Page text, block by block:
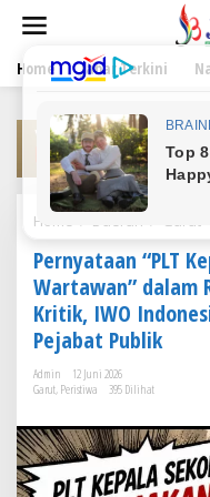
t
Home Jabar Terkini
Home Daerah Garut
e
r
n
y
a
P
L
T
Pernyataan “PLT
Wartawan” dalam
Kritik, IWO
Pejabat Publik
Admin
12 Juni 2026
Garut, Peristiwa 395 Dilihat